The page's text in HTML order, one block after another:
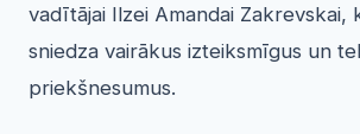
vadītājai Ilzei Amandai Zakrevskai,
sniedza vairākus izteiksmīgus un
priekšnesumus.